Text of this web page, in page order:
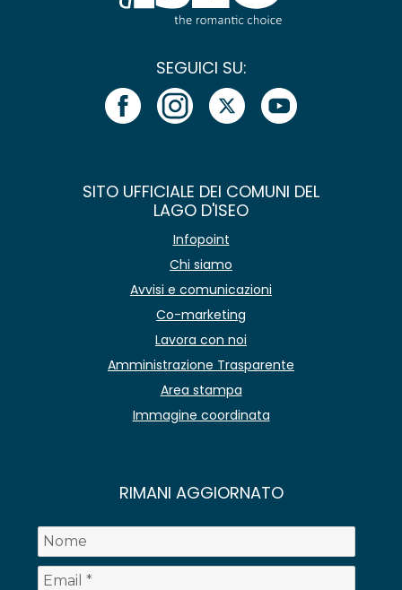
SEGUICI SU:
SITO UFFICIALE DEI COMUNI DEL
LAGO D'ISEO
Infopoint
Chi siamo
Avvisi e comunicazioni
Co-marketing
Lavora con noi
Amministrazione Trasparente
Area stampa
Immagine coordinata
RIMANI AGGIORNATO